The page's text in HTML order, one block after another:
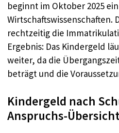
beginnt im Oktober 2025
Wirtschaftswissenschaften.
rechtzeitig die
Ergebnis: Das Kindergeld
weiter, da die
beträgt und die
Kindergeld nach
Anspruchs-